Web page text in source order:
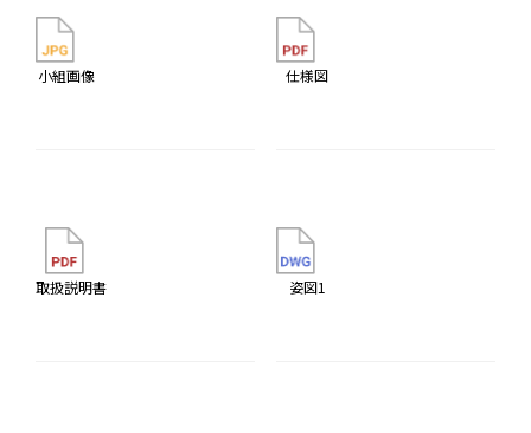
小組画像 仕様図
取扱説明書 姿図1